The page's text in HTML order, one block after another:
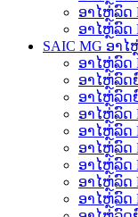
ອາໄຫຼ່ລົດ
ອາໄຫຼ່ລົດ
SAIC MG ອາ
ອາໄຫຼ່ລົດ
ອາໄຫຼ່ລົດ
ອາໄຫຼ່ລົດ
ອາໄຫຼ່ລົດ
ອາໄຫຼ່ລົດ
ອາໄຫຼ່ລົດ
ອາໄຫຼ່ລົດ
ອາໄຫຼ່ລົດ
ອາໄຫຼ່ລົດ